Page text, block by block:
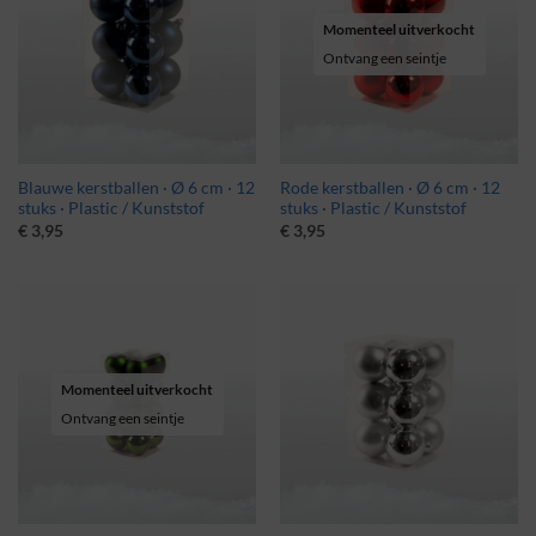
Blauwe kerstballen · Ø 6 cm · 12
stuks · Plastic / Kunststof
€3,95
Momenteel uitverkocht
Ontvang een seintje
Rode kerstballen · Ø 6 cm · 12
stuks · Plastic / Kunststof
€3,95
Momenteel uitverkocht
Ontvang een seintje